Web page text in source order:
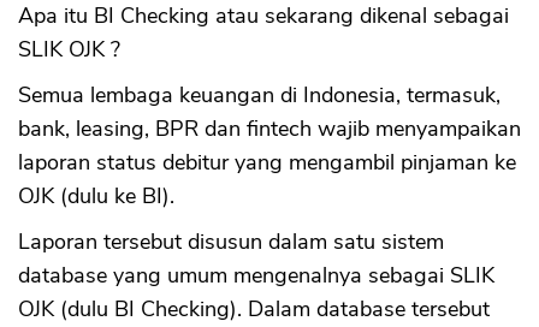
Apa itu BI Checking atau sekarang dikenal sebagai
SLIK OJK ?
Semua lembaga keuangan di Indonesia, termasuk,
bank, leasing, BPR dan fintech wajib menyampaikan
laporan status debitur yang mengambil pinjaman ke
OJK (dulu ke BI).
Laporan tersebut disusun dalam satu sistem
database yang umum mengenalnya sebagai SLIK
OJK (dulu BI Checking). Dalam database tersebut